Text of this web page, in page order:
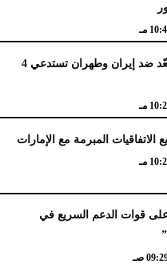
مـ
الاتحاد الأوروبي يصعّد ضد إيران وطهران تستدعي 4
مـ
الاتفاقيات المبرمة مع الإمارات
مـ
على قوات الدعم السريع في
صـ